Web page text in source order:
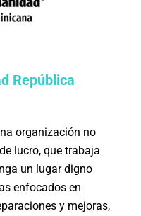
República
organización no
lucro, que trabaja
un lugar digno
enfocados en
y mejoras,